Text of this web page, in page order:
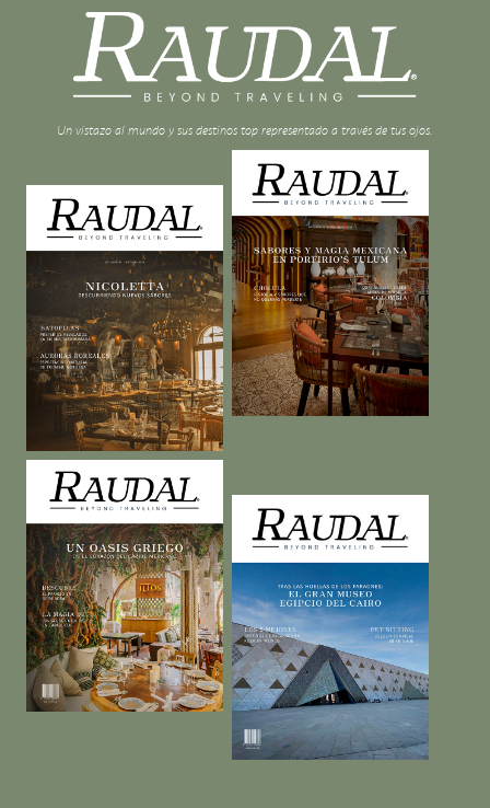
Un vistazo al mundo y sus destinos top representado a través de tus ojos.